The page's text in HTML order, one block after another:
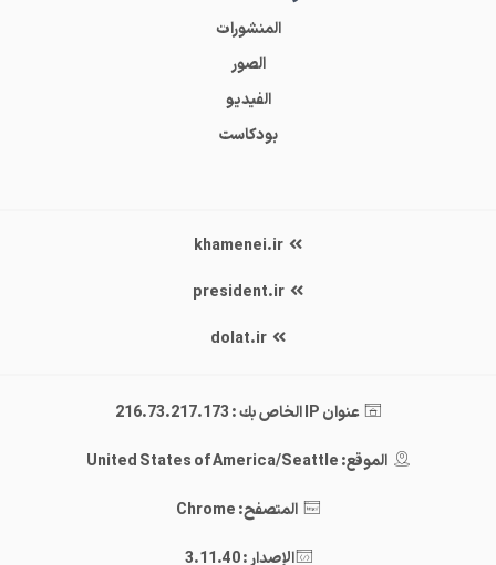
المنشورات
الصور
الفيديو
بودكاست
khamenei.ir
president.ir
dolat.ir
عنوان IP الخاص بك : 216.73.217.173
الموقع: United States of America/Seattle
المتصفح: Chrome
الإصدار : 3.11.40